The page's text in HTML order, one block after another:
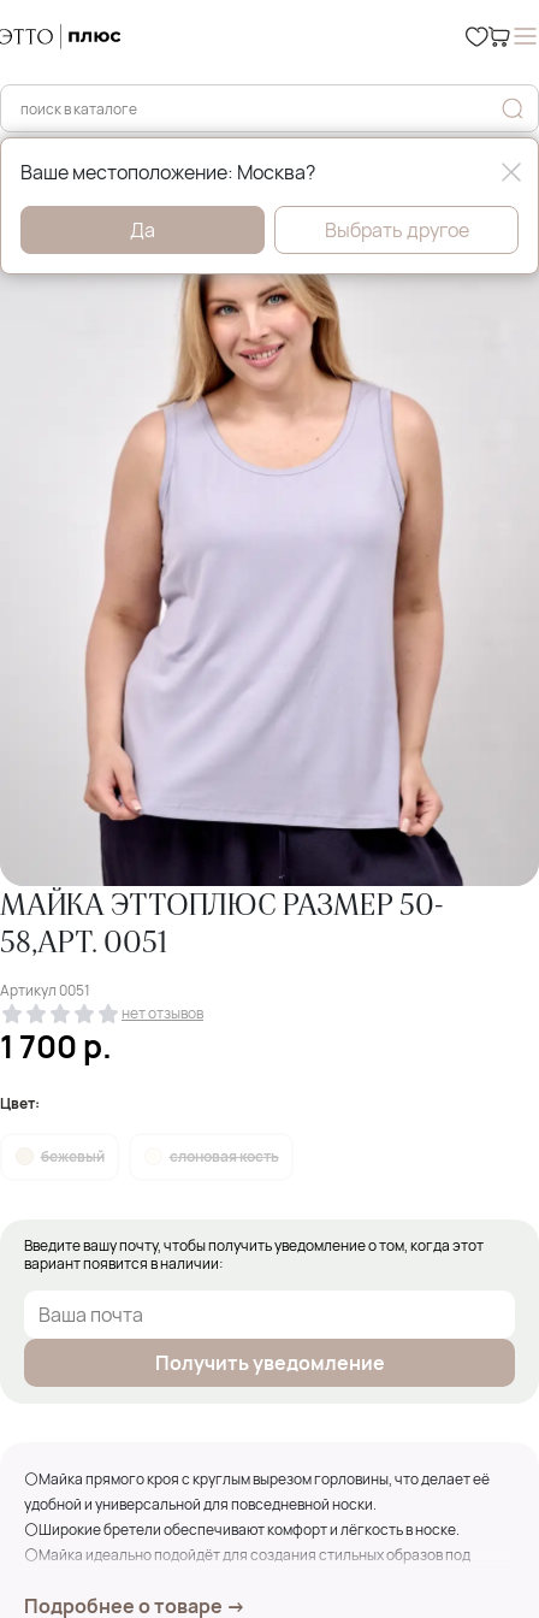
Главная Футболки, майки и топы
МАЙКА ЭТТОПЛЮС РАЗМЕР 50-
58,АРТ. 0051
Артикул 0051
нет отзывов
1 700р.
Цвет:
бежевый слоновая кость
Введите вашу почту, чтобы получить уведомление о том, когда этот
вариант появится в наличии:
Получить уведомление
⚪Майка прямого кроя с круглым вырезом горловины, что делает её
удобной и универсальной для повседневной носки.
⚪Широкие бретели обеспечивают комфорт и лёгкость в носке.
⚪Майка идеально подойдёт для создания стильных образов под
Подробнее о товаре →
Ваше местоположение: Москва?
Да Выбрать другое